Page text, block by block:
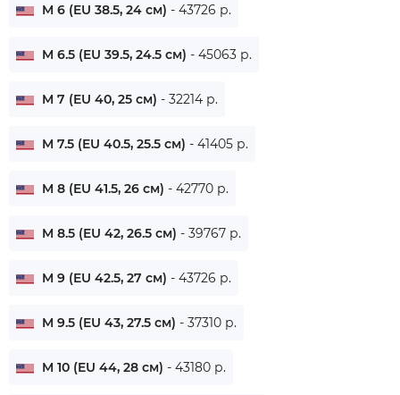
M 6 (EU 38.5, 24 см) - 43726 р.
M 6.5 (EU 39.5, 24.5 см) - 45063 р.
M 7 (EU 40, 25 см) - 32214 р.
M 7.5 (EU 40.5, 25.5 см) - 41405 р.
M 8 (EU 41.5, 26 см) - 42770 р.
M 8.5 (EU 42, 26.5 см) - 39767 р.
M 9 (EU 42.5, 27 см) - 43726 р.
M 9.5 (EU 43, 27.5 см) - 37310 р.
M 10 (EU 44, 28 см) - 43180 р.